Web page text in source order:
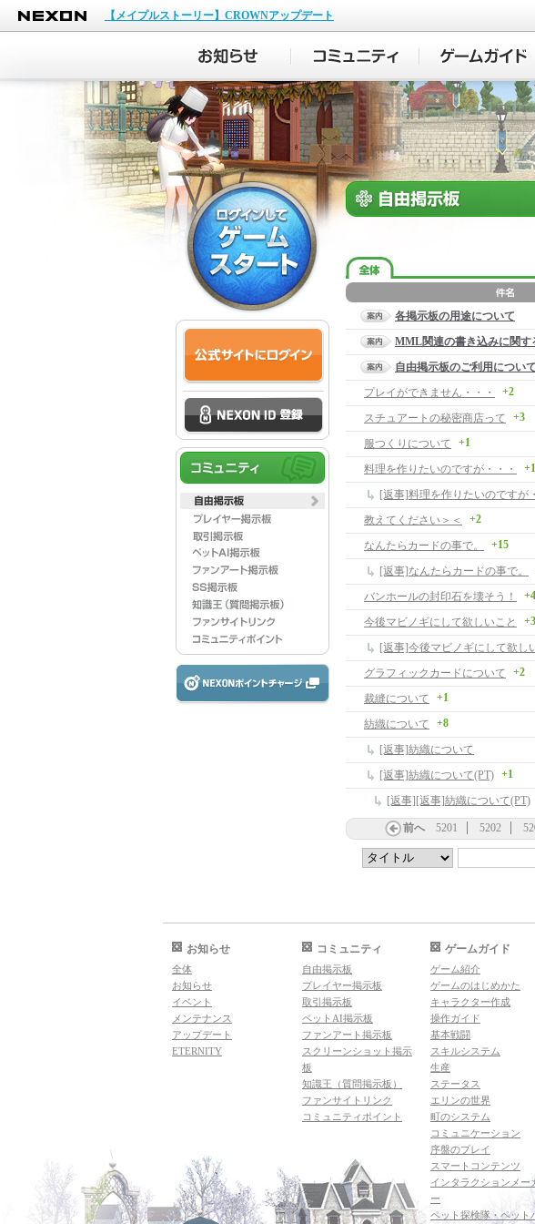
NEXON
【メイプルストーリー】CROWNアップデート
各掲示板の用途について
MML関連の書き込みに関す
自由掲示板のご利用について
プレイができません・・・
+2
スチュアートの秘密商店って
+3
服つくりについて
+1
料理を作りたいのですが・・・
+1
[返事]料理を作りたいのですが
教えてください＞＜
+2
なんたらカードの事で。
+15
[返事]なんたらカードの事で。
バンホールの封印石を壊そう！
+4
今後マビノギにして欲しいこと
[返事]今後マビノギにして欲し
グラフィックカードについて
+2
裁縫について
+1
紡織について
+8
[返事]紡織について
[返事]紡織について(PT) +1
[返事][返事]紡織について(PT)
前へ 5201 5202
お知らせ
全体
お知らせ
イベント
メンテナンス
アップデート
ETERNITY
コミュニティ
自由掲示板
プレイヤー掲示板
取引掲示板
ペットAI掲示板
ファンアート掲示板
スクリーンショット掲示
板
知識王（質問掲示板）
ファンサイトリンク
コミュニティポイント
ゲームガイド
ゲーム紹介
ゲームのはじめかた
キャラクター作成
操作ガイド
基本戦闘
スキルシステム
生産
ステータス
エリンの世界
町のシステム
コミュニケーション
序盤のプレイ
スマートコンテンツ
インタラクションメー
ー
ペット探検隊・ペット